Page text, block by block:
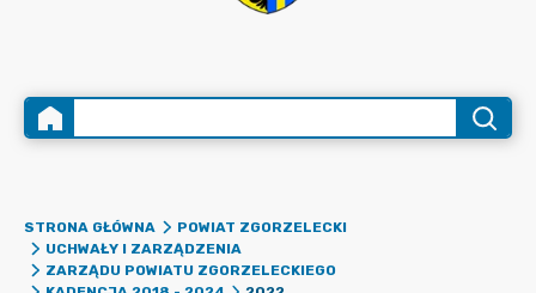
STRONA GŁÓWNA
POWIAT ZGORZELECKI
UCHWAŁY I ZARZĄDZENIA
ZARZĄDU POWIATU ZGORZELECKIEGO